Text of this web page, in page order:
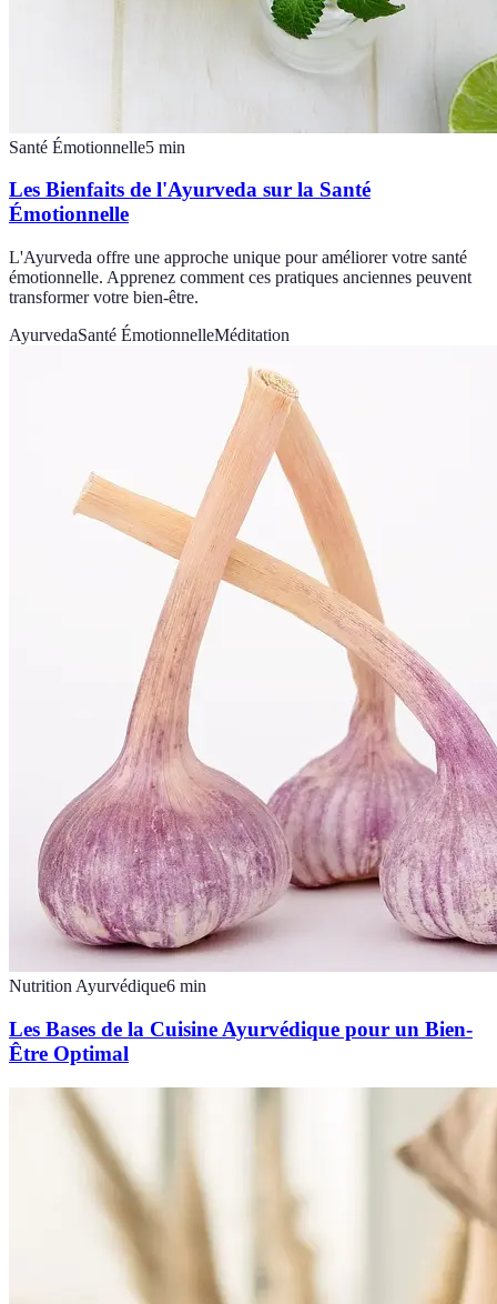
Santé Émotionnelle5 min
Les Bienfaits de l'Ayurveda sur la Santé
Émotionnelle
L'Ayurveda offre une approche unique pour améliorer votre santé
émotionnelle. Apprenez comment ces pratiques anciennes peuvent
transformer votre bien-être.
AyurvedaSanté ÉmotionnelleMéditation
Nutrition Ayurvédique6 min
Les Bases de la Cuisine Ayurvédique pour un Bien-
Être Optimal